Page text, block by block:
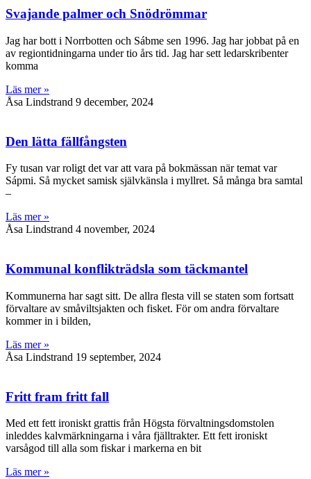
Svajande palmer och Snödrömmar
Jag har bott i Norrbotten och Sábme sen 1996. Jag har jobbat på en
av regiontidningarna under tio års tid. Jag har sett ledarskribenter
komma
Läs mer »
Åsa Lindstrand 9 december, 2024
Den lätta fällfångsten
Fy tusan var roligt det var att vara på bokmässan när temat var
Sápmi. Så mycket samisk självkänsla i myllret. Så många bra samtal
–
Läs mer »
Åsa Lindstrand 4 november, 2024
Kommunal konflikträdsla som täckmantel
Kommunerna har sagt sitt. De allra flesta vill se staten som fortsatt
förvaltare av småviltsjakten och fisket. För om andra förvaltare
kommer in i bilden,
Läs mer »
Åsa Lindstrand 19 september, 2024
Fritt fram fritt fall
Med ett fett ironiskt grattis från Högsta förvaltningsdomstolen
inleddes kalvmärkningarna i våra fjälltrakter. Ett fett ironiskt
varsågod till alla som fiskar i markerna en bit
Läs mer »